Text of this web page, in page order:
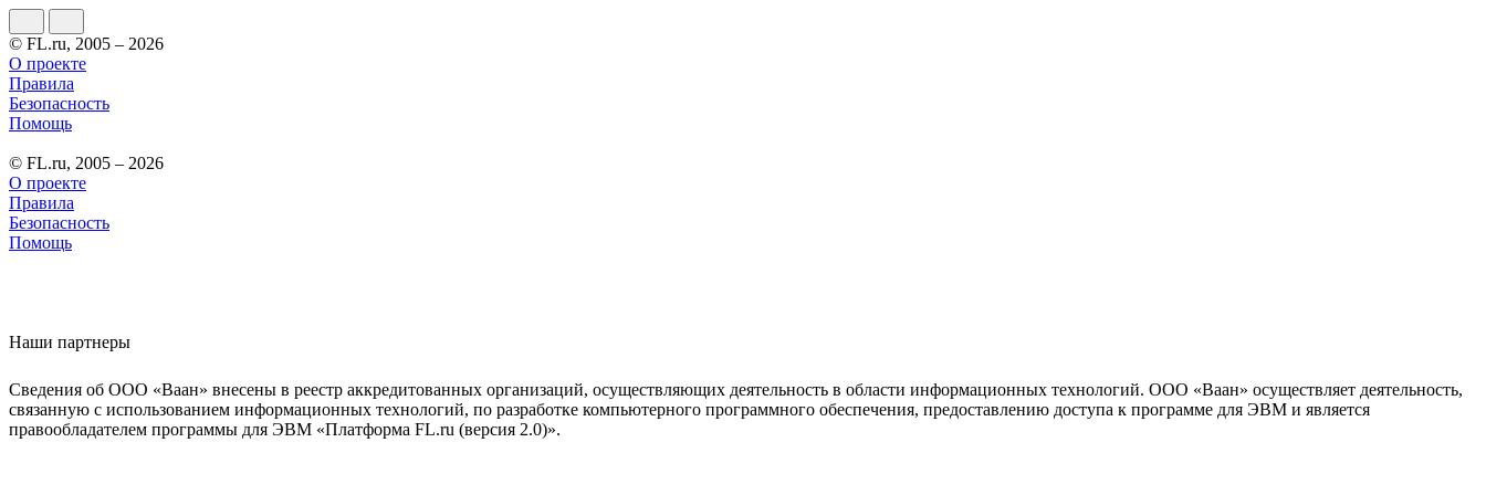
© FL.ru, 2005 – 2026
О проекте
Правила
Безопасность
Помощь
© FL.ru, 2005 – 2026
О проекте
Правила
Безопасность
Помощь
Наши партнеры
Сведения об ООО «Ваан» внесены в реестр аккредитованных организаций, осуществляющих деятельность в области информационных технологий. ООО «Ваан» осуществляет деятельность,
связанную с использованием информационных технологий, по разработке компьютерного программного обеспечения, предоставлению доступа к программе для ЭВМ и является
правообладателем программы для ЭВМ «Платформа FL.ru (версия 2.0)».